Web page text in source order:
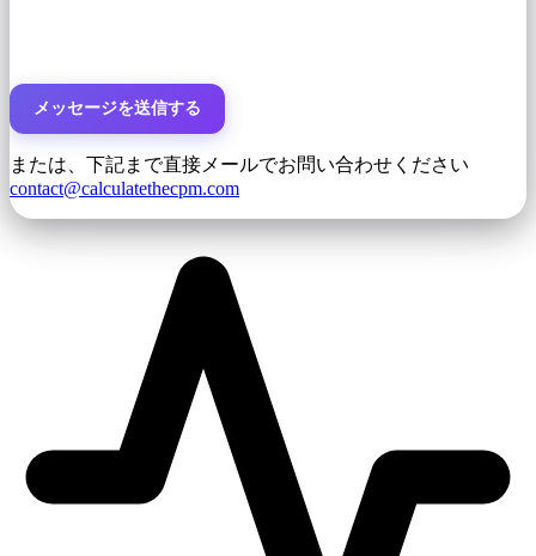
メッセージを送信する
または、下記まで直接メールでお問い合わせください
contact@calculatethecpm.com